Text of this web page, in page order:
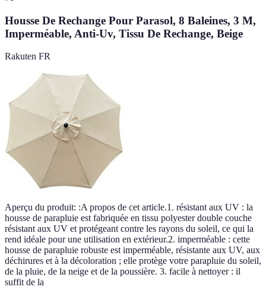
Housse De Rechange Pour Parasol, 8 Baleines, 3 M,
Imperméable, Anti-Uv, Tissu De Rechange, Beige
Rakuten FR
Aperçu du produit: :A propos de cet article.1. résistant aux UV : la
housse de parapluie est fabriquée en tissu polyester double couche
résistant aux UV et protégeant contre les rayons du soleil, ce qui la
rend idéale pour une utilisation en extérieur.2. imperméable : cette
housse de parapluie robuste est imperméable, résistante aux UV, aux
déchirures et à la décoloration ; elle protège votre parapluie du soleil,
de la pluie, de la neige et de la poussière. 3. facile à nettoyer : il
suffit de la